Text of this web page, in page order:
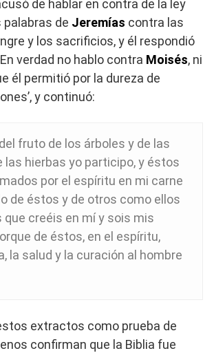
de hablar en contra de la ley
de Jeremías contra las
y los sacrificios, y él respondió
verdad no hablo contra Moisés, ni
él permitió por la dureza de
y continuó:
fruto de los árboles y de las
las hierbas yo participo, y éstos
por el espíritu en mi carne
de éstos y de otros como ellos
que creéis en mí y sois mis
de éstos, en el espíritu,
la salud y la curación al hombre
extractos como prueba de
confirman que la Biblia fue